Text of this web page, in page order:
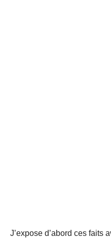
J’expose d’abord ces faits